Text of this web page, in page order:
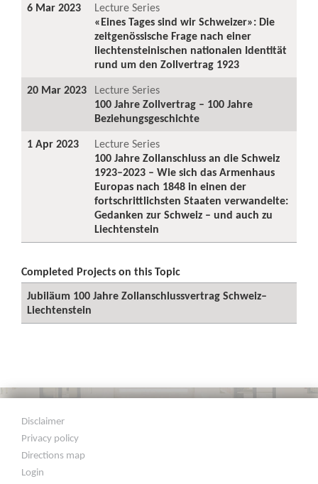
6 Mar 2023
Lecture Series
«Eines Tages sind wir Schweizer»: Die
zeitgenössische Frage nach einer
liechtensteinischen nationalen Identität
rund um den Zollvertrag 1923
20 Mar 2023
Lecture Series
100 Jahre Zollvertrag – 100 Jahre
Beziehungsgeschichte
1 Apr 2023
Lecture Series
100 Jahre Zollanschluss an die Schweiz
1923–2023 – Wie sich das Armenhaus
Europas nach 1848 in einen der
fortschrittlichsten Staaten verwandelte:
Gedanken zur Schweiz – und auch zu
Liechtenstein
Completed Projects on this Topic
Jubiläum 100 Jahre Zollanschlussvertrag Schweiz–
Liechtenstein
Disclaimer
Privacy policy
Directions map
Login